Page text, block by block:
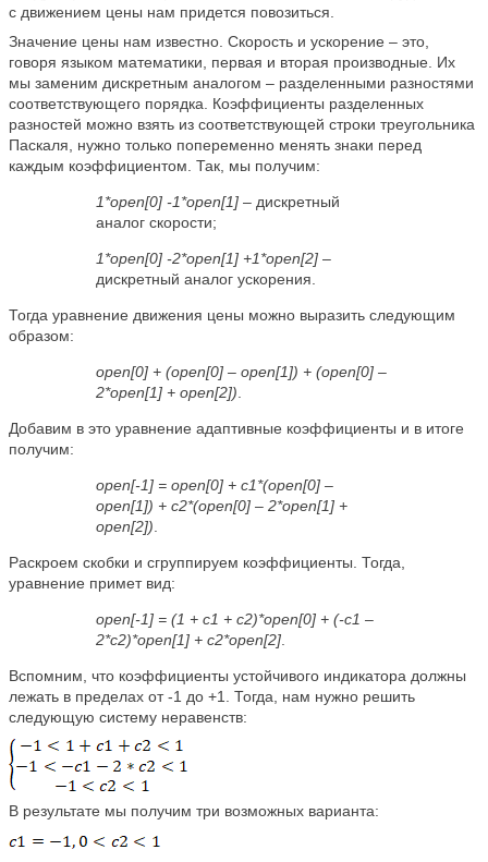
с движением цены нам придется повозиться.
Значение цены нам известно. Скорость и ускорение – это,
говоря языком математики, первая и вторая производные. Их
мы заменим дискретным аналогом – разделенными разностями
соответствующего порядка. Коэффициенты разделенных
разностей можно взять из соответствующей строки треугольника
Паскаля, нужно только попеременно менять знаки перед
каждым коэффициентом. Так, мы получим:
1*open[0] -1*open[1] – дискретный
аналог скорости;
1*open[0] -2*open[1] +1*open[2] –
дискретный аналог ускорения.
Тогда уравнение движения цены можно выразить следующим
образом:
open[0] + (open[0] – open[1]) + (open[0] –
2*open[1] + open[2])
Добавим в это уравнение адаптивные коэффициенты и в итоге
получим:
open[-1] = open[0] + c1*(open[0] –
open[1]) + c2*(open[0] – 2*open[1] +
open[2])
Раскроем скобки и сгруппируем коэффициенты. Тогда,
уравнение примет вид:
open[-1] = (1 + с1 + с2)*open[0] + (-c1 –
2*с2)*open[1] + c2*open[2]
Вспомним, что коэффициенты устойчивого индикатора должны
лежать в пределах от -1 до +1. Тогда, нам нужно решить
следующую систему неравенств:
В результате мы получим три возможных варианта: